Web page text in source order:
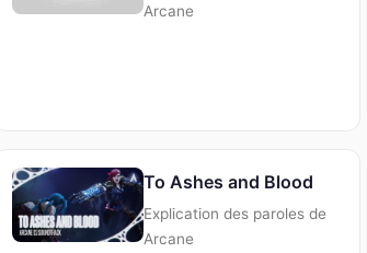
Arcane
To Ashes and Blood
Explication des paroles de
Arcane